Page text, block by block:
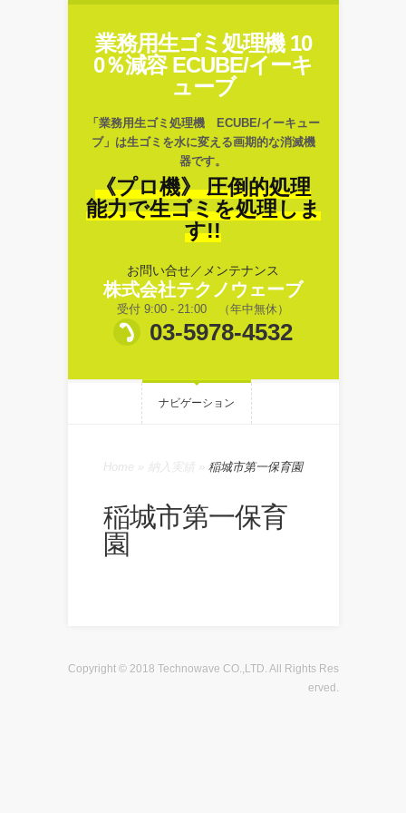
業務用生ゴミ処理機 10
0％減容 ECUBE/イーキ
ューブ
「業務用生ゴミ処理機 ECUBE/イーキュー
ブ」は生ゴミを水に変える画期的な消滅機
器です。
《プロ機》 圧倒的処理
能力で生ゴミを処理しま
す!!
お問い合せ／メンテナンス
株式会社テクノウェーブ
受付 9:00 - 21:00 （年中無休）
03-5978-4532
ナビゲーション
Home 納入実績 稲城市第一保育園
稲城市第一保育
園
Copyright © 2018 Technowave CO.,LTD. All Rights Res
erved.